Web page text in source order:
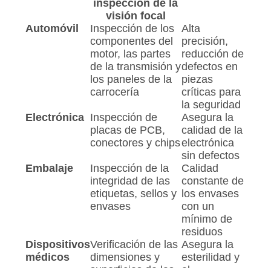
inspección de la
visión focal
Automóvil
Inspección de los
componentes del
motor, las partes
de la transmisión y
los paneles de la
carrocería
Alta
precisión,
reducción de
defectos en
piezas
críticas para
la seguridad
Electrónica Inspección de
placas de PCB,
conectores y chips
Asegura la
calidad de la
electrónica
sin defectos
Embalaje
Inspección de la
integridad de las
etiquetas, sellos y
envases
Calidad
constante de
los envases
con un
mínimo de
residuos
Dispositivos
médicos
Verificación de las
dimensiones y
Asegura la
esterilidad y